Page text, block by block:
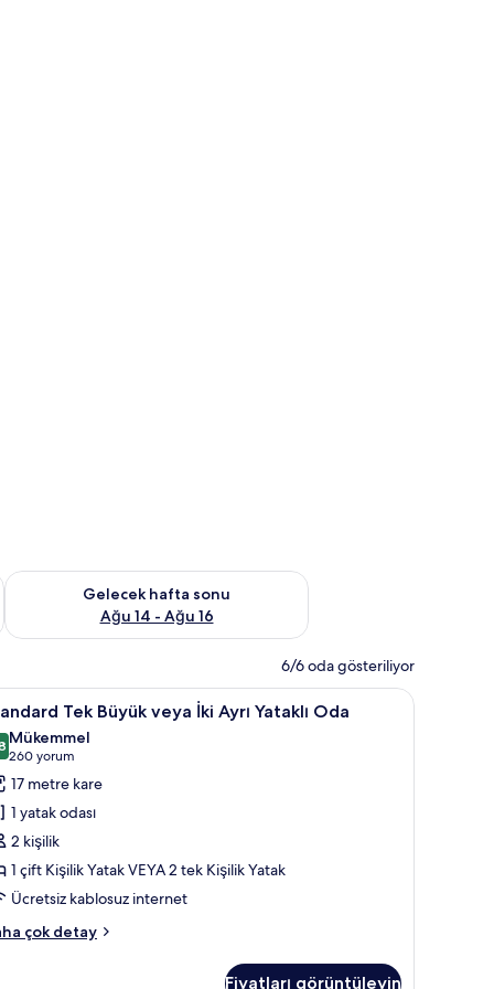
7 - Ağu 9
Gelecek hafta sonu
Ağu 14 - Ağu 16
Önümüzdeki hafta sonu için müsaitliği kontrol et Ağu 14 -
6/6 oda gösteriliyor
alerjik yatak takımı, odada kasa, masaStandard Tek Büyük veya İki Ayrı Yataklı
5 Tek Büyük veya İki Ayrı Yataklı Oda
/ 10
Mükemmel
260 yorum
(260
yorum)
17 metre kare
1 yatak odası
2 kişilik
1 çift Kişilik Yatak VEYA 2 tek Kişilik Yatak
Ücretsiz kablosuz internet
çok detay
Fiyatları görüntüleyin